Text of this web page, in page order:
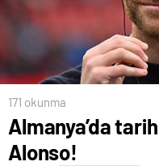
171 okunma
Almanya’da
Alonso!